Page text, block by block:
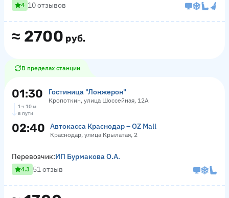
≈ 2700 руб.
4 10 отзывов
В пределах станции
01:30 Гостиница "Лонжерон"
Кропоткин, улица Шоссейная, 12А
1 ч 10 м
в пути
02:40 Автокасса Краснодар – OZ Mall
Краснодар, улица Крылатая, 2
Перевозчик:ИП Бурмакова О.А.
4.3 51 отзыв